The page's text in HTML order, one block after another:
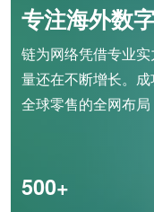
专注海外数
链为网络凭借专业
量还在不断增长。
全球零售的全网布局
500+